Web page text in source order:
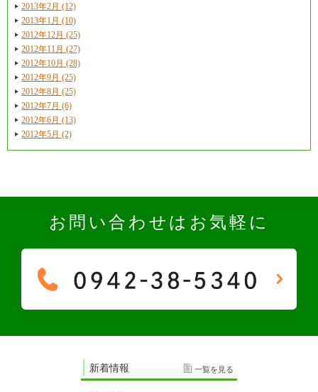
2013年2月 (12)
2013年1月 (10)
2012年12月 (25)
2012年11月 (27)
2012年10月 (28)
2012年9月 (25)
2012年8月 (25)
2012年7月 (6)
2012年6月 (13)
2012年5月 (2)
お問い合わせはお気軽に
新着情報 一覧を見る